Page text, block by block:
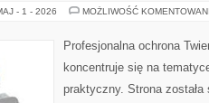
- 1 - 2026 MOŻLIWOŚĆ
Profesjonalna ochrona
koncentruje się na
praktyczny. Strona